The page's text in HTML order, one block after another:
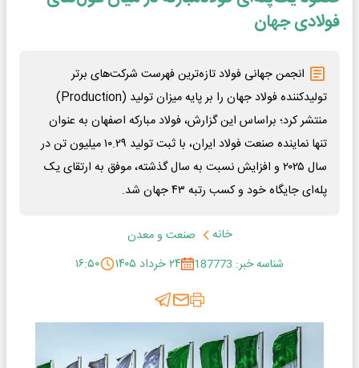
فولادی جهان
انجمن جهانی فولاد تازه‌ترین فهرست شرکت‌های برتر
تولیدکننده فولاد جهان را بر پایه میزان تولید (Production)
منتشر کرد؛ براساس این گزارش، فولاد مبارکه اصفهان به عنوان
تنها نماینده صنعت فولاد ایران، با ثبت تولید ۱۰.۲۹ میلیون تن در
سال ۲۰۲۵ و افزایش نسبت به سال گذشته، موفق به ارتقای یک
پله‌ای جایگاه خود و کسب رتبه ۴۳ جهان شد.
خانه
صنعت و معدن
شناسه خبر: 187773
۲۴ خرداد ۱۴۰۵ ۱۶:۵۰